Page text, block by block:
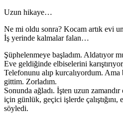
Uzun hikaye…
Ne mi oldu sonra? Kocam artık evi
İş yerinde kalmalar falan…
Şüphelenmeye başladım. Aldatıyor
Eve geldiğinde elbiselerini
Telefonunu alıp kurcalıyordum.
gittim. Zorladım.
Sonunda ağladı. İşten uzun zamandır
için günlük, geçici işlerde
söyledi.